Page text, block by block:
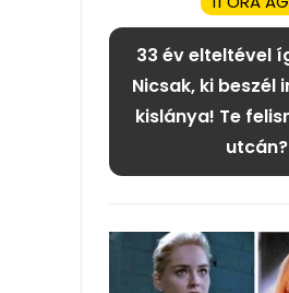
33 év elteltével
Nicsak, ki beszél
kislánya! Te
utcán?